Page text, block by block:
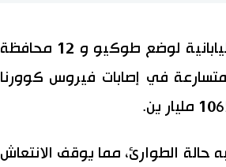
قال مركز أبحاث خاص الثلاثاء، إن خطة الحكومة اليابانية لوضع طوكيو و 12 محافظة
في إصابات فيروس كوورنا
حالة الطوارئ، مما يوقف الانتعاش